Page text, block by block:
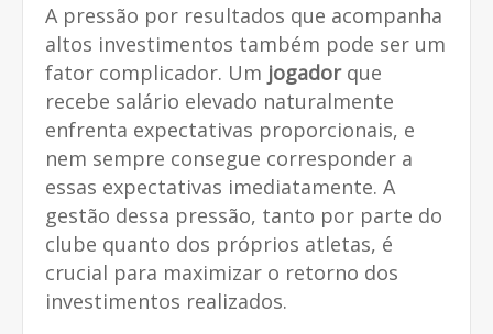
A pressão por resultados que acompanha
altos investimentos também pode ser um
fator complicador. Um jogadorque
recebe salário elevado naturalmente
enfrenta expectativas proporcionais, e
nem sempre consegue corresponder a
essas expectativas imediatamente. A
gestão dessa pressão, tanto por parte do
clube quanto dos próprios atletas, é
crucial para maximizar o retorno dos
investimentos realizados.